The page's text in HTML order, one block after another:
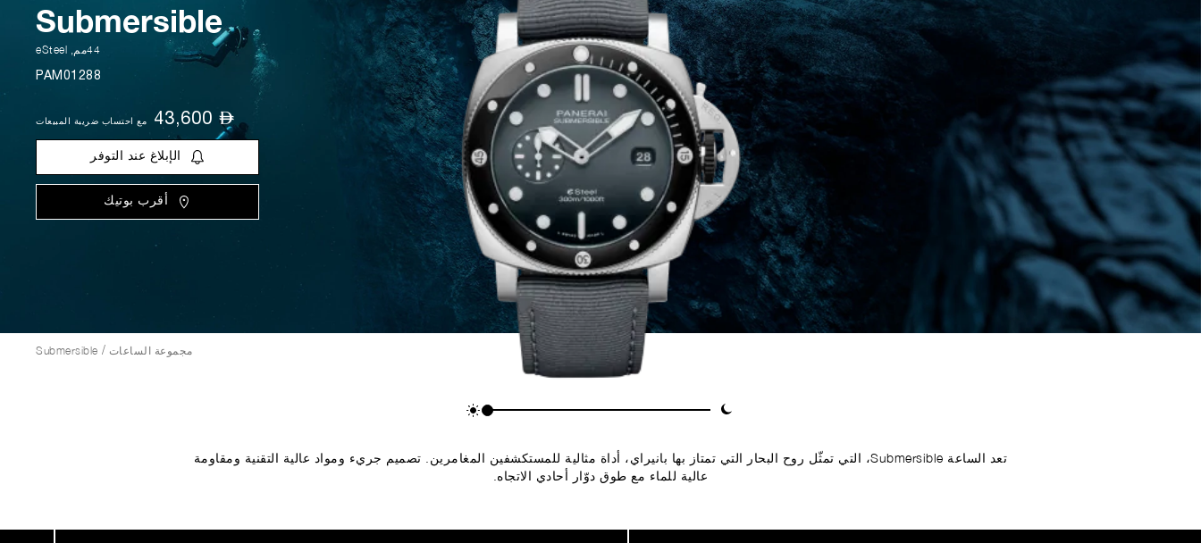
Submersible
44مم eSteel
PAM01288
⃃ مع احتساب ضريبة المبيعات
الإبلاغ عند التوفر
أقرب بوتيك
مجموعة الساعات /
Submersible
تعد الساعة Submersible، التي تمثّل روح البحار التي تمتاز بها بانيراي، أداة مثالية للمستكشفين المغامرين. تصميم جريء ومواد عالية التقنية ومقاومة
عالية للماء مع طوق دوّار أحادي الاتجاه.